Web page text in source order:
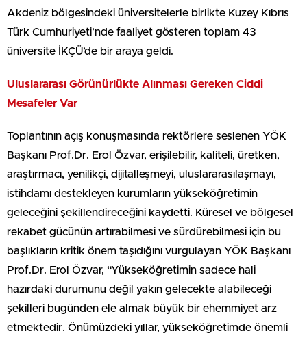
Akdeniz bölgesindeki üniversitelerle birlikte Kuzey Kıbrıs
Türk Cumhuriyeti’nde faaliyet gösteren toplam 43
üniversite İKÇÜ’de bir araya geldi.
Uluslararası Görünürlükte Alınması Gereken Ciddi
Mesafeler Var
Toplantının açış konuşmasında rektörlere seslenen YÖK
Başkanı Prof.Dr. Erol Özvar, erişilebilir, kaliteli, üretken,
araştırmacı, yenilikçi, dijitalleşmeyi, uluslararasılaşmayı,
istihdamı destekleyen kurumların yükseköğretimin
geleceğini şekillendireceğini kaydetti. Küresel ve bölgesel
rekabet gücünün artırabilmesi ve sürdürebilmesi için bu
başlıkların kritik önem taşıdığını vurgulayan YÖK Başkanı
Prof.Dr. Erol Özvar, “Yükseköğretimin sadece hali
hazırdaki durumunu değil yakın gelecekte alabileceği
şekilleri bugünden ele almak büyük bir ehemmiyet arz
etmektedir. Önümüzdeki yıllar, yükseköğretimde önemli